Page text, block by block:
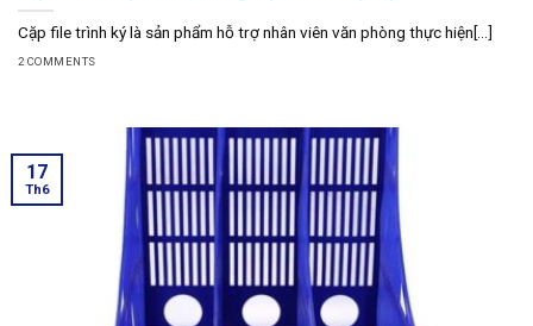
Cặp file trình ký là sản phẩm hỗ trợ nhân viên văn phòng thực hiện[...]
2 COMMENTS
17
Th6